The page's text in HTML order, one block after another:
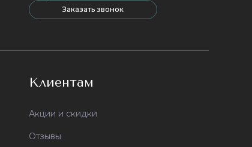
Заказать звонок
Клиентам
Акции и скидки
Отзывы